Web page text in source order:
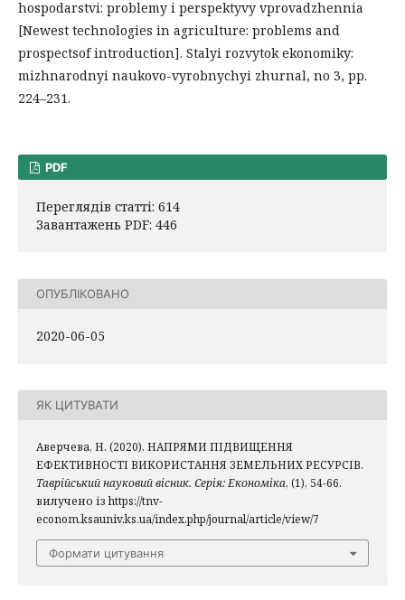
hospodarstvi: problemy i perspektyvy vprovadzhennia
[Newest technologies in agriculture: problems and
prospectsof introduction]. Stalyi rozvytok ekonomiky:
mizhnarodnyi naukovo-vyrobnychyi zhurnal, no 3, pp.
224–231.
PDF
Переглядів статті: 614
Завантажень PDF: 446
ОПУБЛІКОВАНО
2020-06-05
ЯК ЦИТУВАТИ
Аверчева, Н. (2020). НАПРЯМИ ПІДВИЩЕННЯ
ЕФЕКТИВНОСТІ ВИКОРИСТАННЯ ЗЕМЕЛЬНИХ РЕСУРСІВ.
Таврійський науковий вісник. Серія: Економіка, (1), 54-66.
вилучено із https://tnv-
econom.ksauniv.ks.ua/index.php/journal/article/view/7
Формати цитування